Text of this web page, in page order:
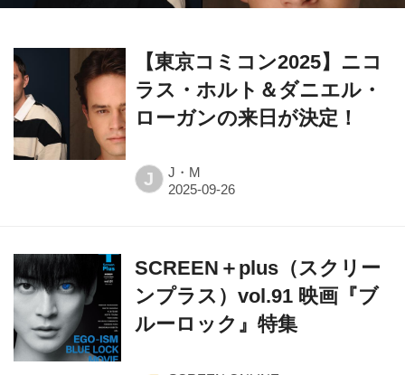
【東京コミコン2025】ニコ
ラス・ホルト＆ダニエル・
ローガンの来日が決定！
J J・M
SCREEN＋plus（スクリー
ンプラス）vol.91 映画『ブ
ルーロック』特集